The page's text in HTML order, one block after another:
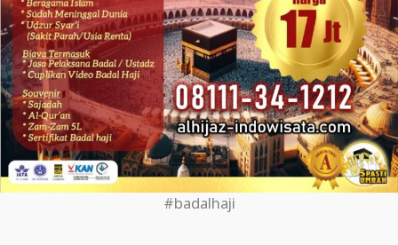
#badalhaji